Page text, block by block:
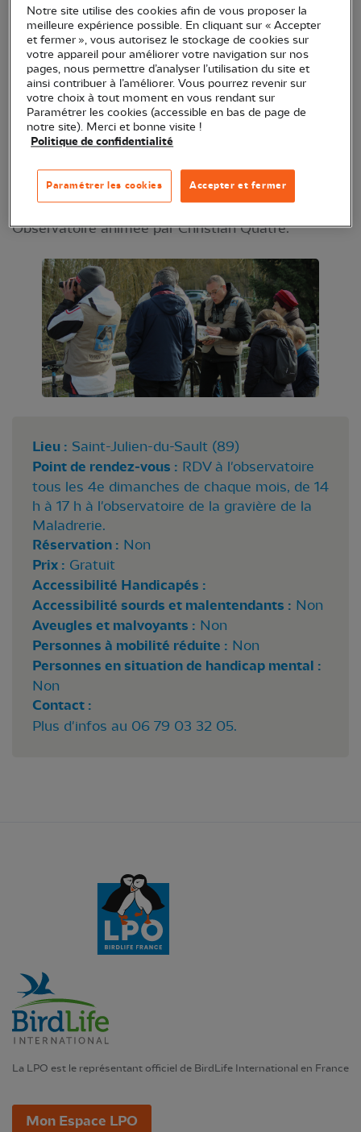
En juin 2016, la commune de Saint-Julien-du-Sault
et la LPO Yonne ont signé une convention pour
gérer, à des fins de protection et de gestion
écologique, le site de la gravière de la Maladrerie,
d’une superficie de plus de 10 ha, lequel accueille
de nombreux oiseaux d’eau et plus
particulièrement de nombreux canards, fuligules,
sarcelles et grèbes.
Observatoire animée par Christian Quatre.
Lieu : Saint-Julien-du-Sault (89)
Point de rendez-vous : RDV à l'observatoire
tous les 4e dimanches de chaque mois, de 14
h à 17 h à l'observatoire de la gravière de la
Maladrerie.
Réservation : Non
Prix : Gratuit
Accessibilité Handicapés :
Accessibilité sourds et malentendants : Non
Aveugles et malvoyants : Non
Personnes à mobilité réduite : Non
Personnes en situation de handicap mental :
Non
Contact :
Plus d'infos au 06 79 03 32 05.
La LPO est le représentant officiel de BirdLife International en France
Mon Espace LPO
Notre site utilise des cookies afin de vous proposer la
meilleure expérience possible. En cliquant sur « Accepter
et fermer », vous autorisez le stockage de cookies sur
votre appareil pour améliorer votre navigation sur nos
pages, nous permettre d’analyser l’utilisation du site et
ainsi contribuer à l’améliorer. Vous pourrez revenir sur
votre choix à tout moment en vous rendant sur
Paramétrer les cookies (accessible en bas de page de
notre site). Merci et bonne visite !
Politique de confidentialité
Accepter et fermer
Paramétrer les cookies